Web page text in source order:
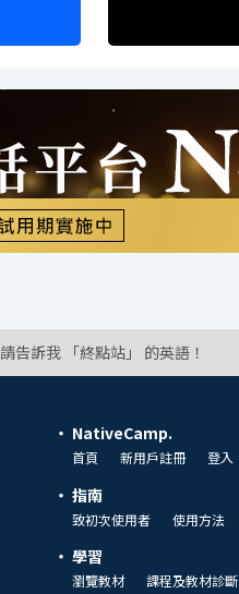
請告訴我 「終點站」 的英語！
NativeCamp.
首頁 新用戶註冊 登入
指南
致初次使用者 使用方法
學習
瀏覽教材 課程及教材診斷